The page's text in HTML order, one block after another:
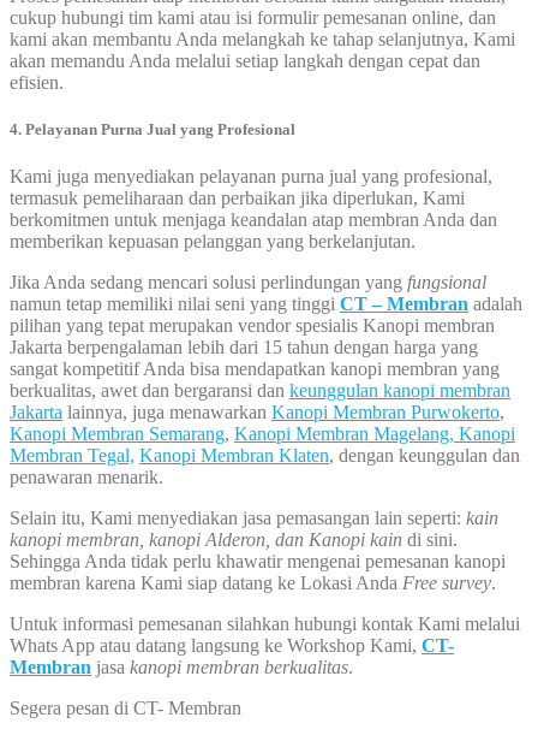
cukup hubungi tim kami atau isi formulir pemesanan online, dan
kami akan membantu Anda melangkah ke tahap selanjutnya, Kami
akan memandu Anda melalui setiap langkah dengan cepat dan
efisien.
4. Pelayanan Purna Jual yang Profesional
Kami juga menyediakan pelayanan purna jual yang profesional,
termasuk pemeliharaan dan perbaikan jika diperlukan, Kami
berkomitmen untuk menjaga keandalan atap membran Anda dan
memberikan kepuasan pelanggan yang berkelanjutan.
Jika Anda sedang mencari solusi perlindungan yang fungsional
namun tetap memiliki nilai seni yang tinggi CT – Membran adalah
pilihan yang tepat merupakan vendor spesialis Kanopi membran
Jakarta berpengalaman lebih dari 15 tahun dengan harga yang
sangat kompetitif Anda bisa mendapatkan kanopi membran yang
berkualitas, awet dan bergaransi dan keunggulan kanopi membran
Jakarta lainnya, juga menawarkan Kanopi Membran Purwokerto,
Kanopi Membran Semarang, Kanopi Membran Magelang, Kanopi
Membran Tegal, Kanopi Membran Klaten, dengan keunggulan dan
penawaran menarik.
Selain itu, Kami menyediakan jasa pemasangan lain seperti: kain
kanopi membran, kanopi Alderon, dan Kanopi kain di sini.
Sehingga Anda tidak perlu khawatir mengenai pemesanan kanopi
membran karena Kami siap datang ke Lokasi Anda Free survey.
Untuk informasi pemesanan silahkan hubungi kontak Kami melalui
Whats App atau datang langsung ke Workshop Kami, CT-
Membran jasa kanopi membran berkualitas.
Segera pesan di CT- Membran